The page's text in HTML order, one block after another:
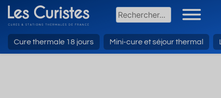
Cure thermale 18 jours Mini-cure et séjour thermal